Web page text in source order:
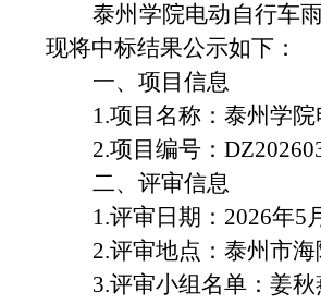
泰州学院电动自行车
现将中标结果公示如下：
一、项目信息
1.项目名称： 泰州学
2.项目编号：
二、评审信息
1.评审日期： 2026年5
2.评审地点： 泰州市海
3.评审小组名单：姜